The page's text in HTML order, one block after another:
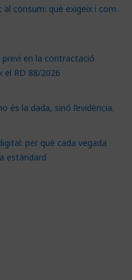
consum: què exigeix i com
en la contractació
el RD 88/2026
és la dada, sinó l’evidència.
per què cada vegada
estàndard